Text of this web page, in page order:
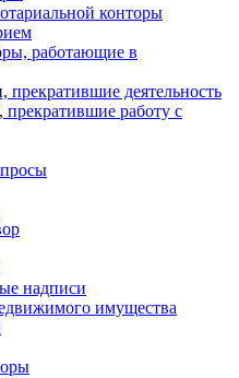
конторы
работающие в
прекратившие деятельность
работу с
надписи
имущества